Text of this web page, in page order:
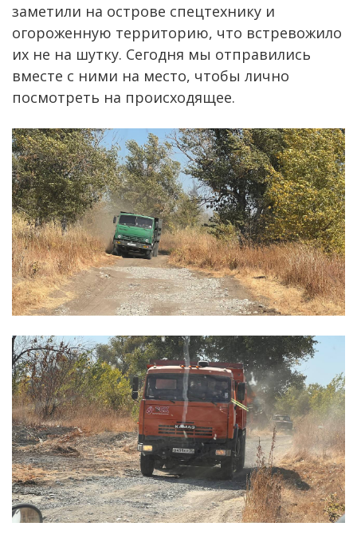
заметили на острове спецтехнику и
огороженную территорию, что встревожило
их не на шутку. Сегодня мы отправились
вместе с ними на место, чтобы лично
посмотреть на происходящее.